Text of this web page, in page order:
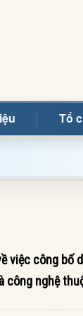
Tổ
chính và
việc công
công nghệ